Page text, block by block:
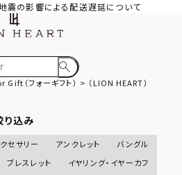
地震の影響による配送遅延について
Gift（フォーギフト） （LION HEART）
り込み
バングル
アンクレット
セサリー
イヤリング・イヤーカフ
ブレスレット